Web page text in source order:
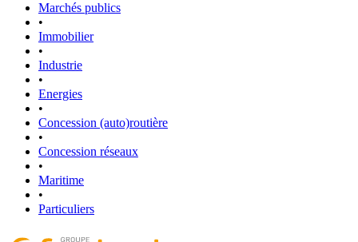
Marchés publics
•
Immobilier
•
Industrie
•
Energies
•
Concession (auto)routière
•
Concession réseaux
•
Maritime
•
Particuliers